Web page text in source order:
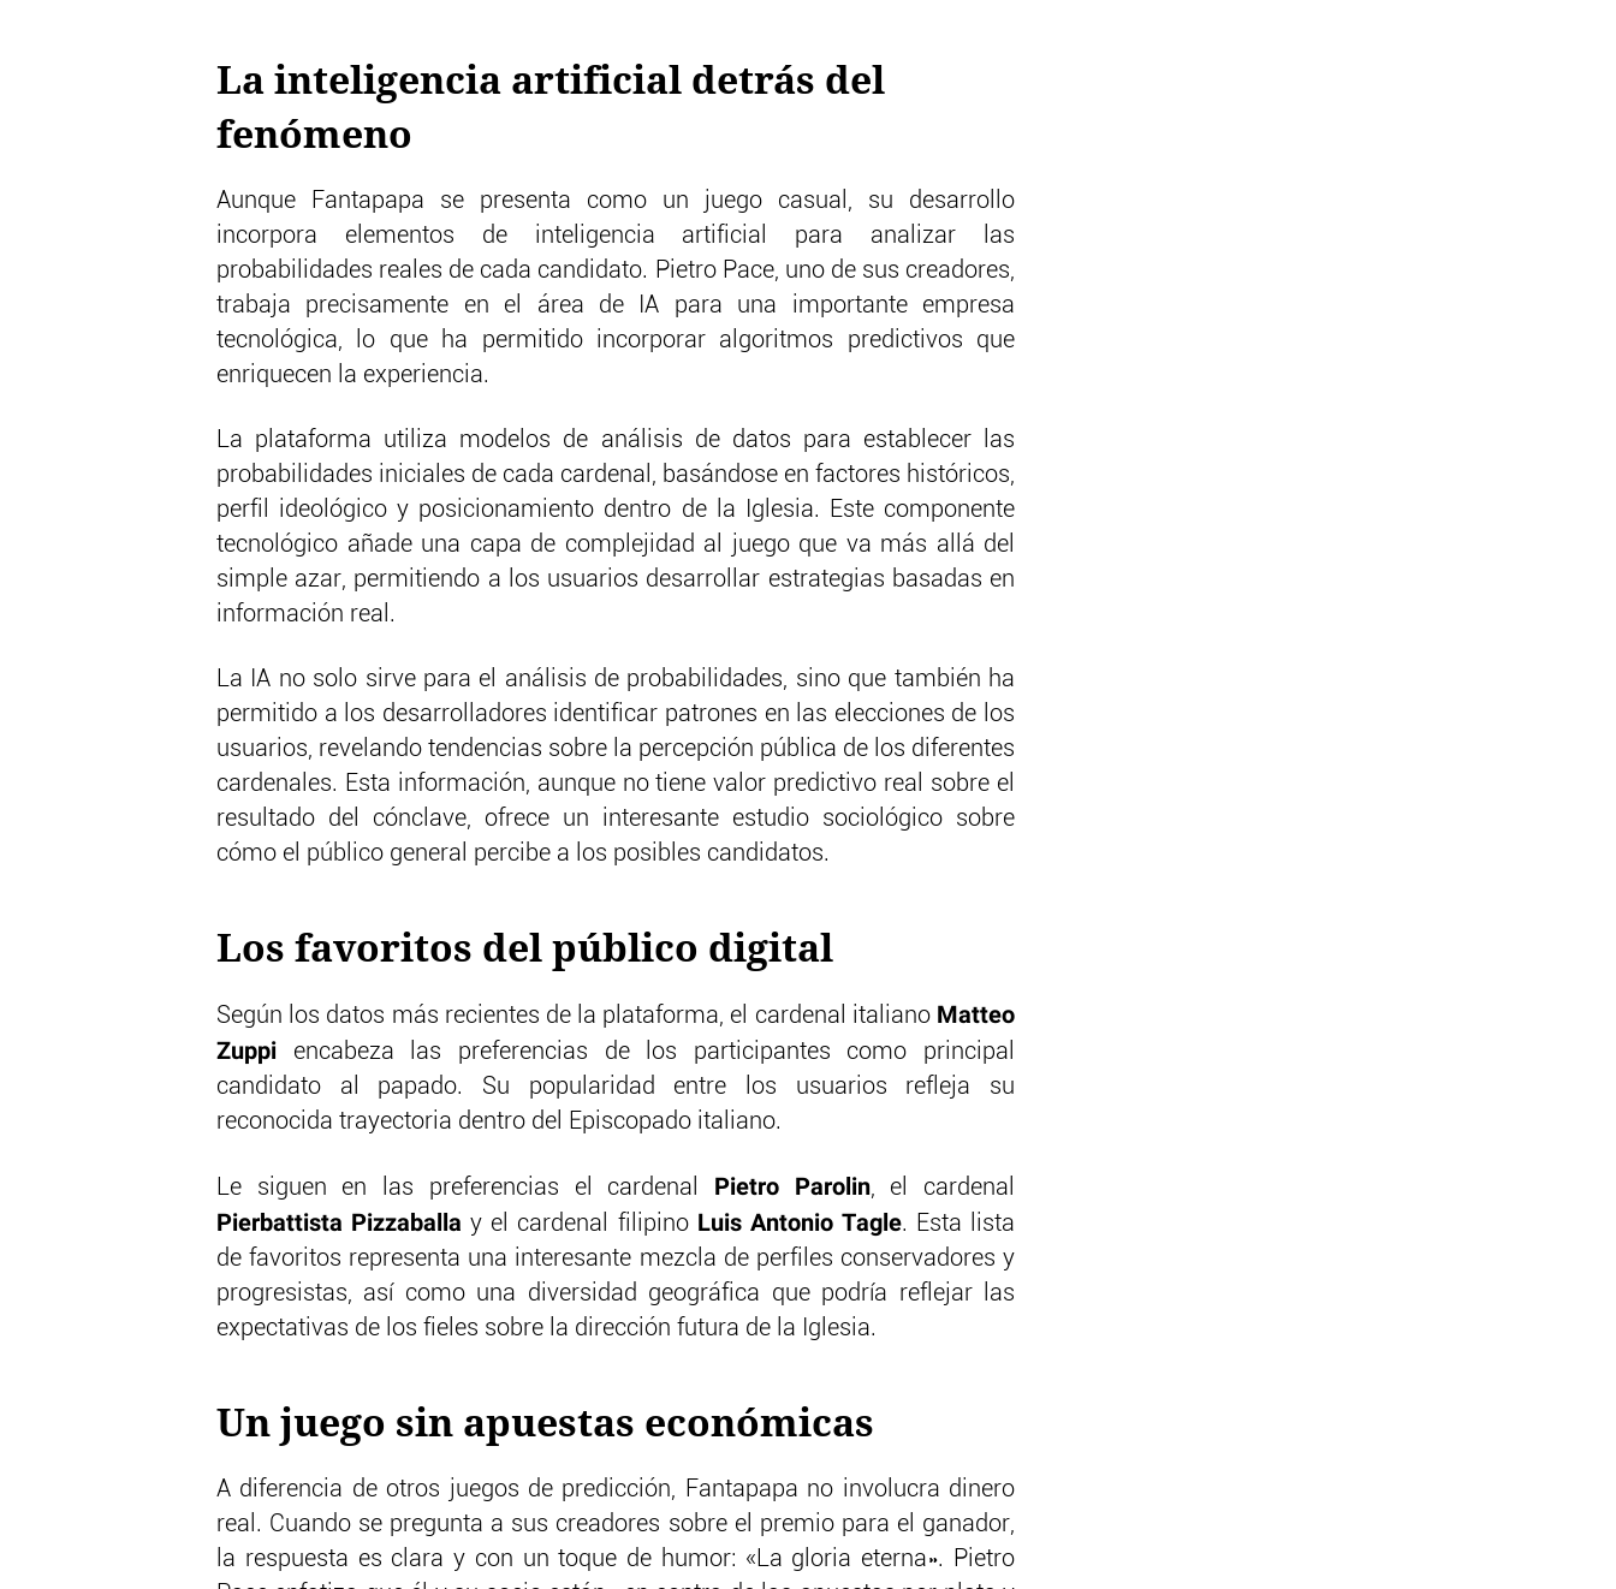
La inteligencia artificial detrás del
fenómeno
Aunque Fantapapa se presenta como un juego casual, su desarrollo
incorpora elementos de inteligencia artificial para analizar las
probabilidades reales de cada candidato. Pietro Pace, uno de sus creadores,
trabaja precisamente en el área de IA para una importante empresa
tecnológica, lo que ha permitido incorporar algoritmos predictivos que
enriquecen la experiencia.
La plataforma utiliza modelos de análisis de datos para establecer las
probabilidades iniciales de cada cardenal, basándose en factores históricos,
perfil ideológico y posicionamiento dentro de la Iglesia. Este componente
tecnológico añade una capa de complejidad al juego que va más allá del
simple azar, permitiendo a los usuarios desarrollar estrategias basadas en
información real.
La IA no solo sirve para el análisis de probabilidades, sino que también ha
permitido a los desarrolladores identificar patrones en las elecciones de los
usuarios, revelando tendencias sobre la percepción pública de los diferentes
cardenales. Esta información, aunque no tiene valor predictivo real sobre el
resultado del cónclave, ofrece un interesante estudio sociológico sobre
cómo el público general percibe a los posibles candidatos.
Los favoritos del público digital
Según los datos más recientes de la plataforma, el cardenal italiano Matteo
Zuppi encabeza las preferencias de los participantes como principal
candidato al papado. Su popularidad entre los usuarios refleja su
reconocida trayectoria dentro del Episcopado italiano.
Le siguen en las preferencias el cardenal Pietro Parolin, el cardenal
Pierbattista Pizzaballa y el cardenal filipino Luis Antonio Tagle. Esta lista
de favoritos representa una interesante mezcla de perfiles conservadores y
progresistas, así como una diversidad geográfica que podría reflejar las
expectativas de los fieles sobre la dirección futura de la Iglesia.
Un juego sin apuestas económicas
A diferencia de otros juegos de predicción, Fantapapa no involucra dinero
real. Cuando se pregunta a sus creadores sobre el premio para el ganador,
la respuesta es clara y con un toque de humor: «La gloria eterna». Pietro